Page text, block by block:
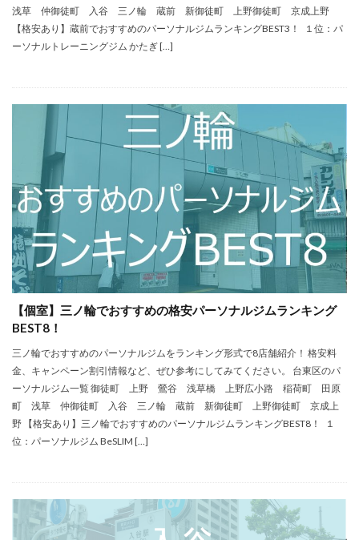
浅草 仲御徒町 入谷 三ノ輪 蔵前 新御徒町 上野御徒町 京成上野
【格安あり】蔵前でおすすめのパーソナルジムランキングBEST3！ １位：パ
ーソナルトレーニングジム かたぎ […]
【個室】三ノ輪でおすすめの格安パーソナルジムランキング
BEST8！
三ノ輪でおすすめのパーソナルジムをランキング形式で8店舗紹介！ 格安料
金、キャンペーン割引情報など、ぜひ参考にしてみてください。 台東区のパ
ーソナルジム一覧 御徒町 上野 鶯谷 浅草橋 上野広小路 稲荷町 田原
町 浅草 仲御徒町 入谷 三ノ輪 蔵前 新御徒町 上野御徒町 京成上
野 【格安あり】三ノ輪でおすすめのパーソナルジムランキングBEST8！ １
位：パーソナルジム BeSLIM […]